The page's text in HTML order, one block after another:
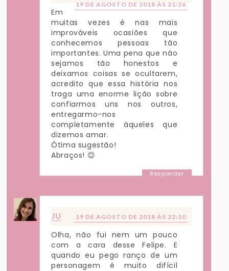
19 DE AGOSTO DE 2018 ÀS 21:26
Em
muitas vezes é nas mais
improváveis ocasiões que
conhecemos pessoas tão
importantes. Uma pena que não
sejamos tão honestos e
deixamos coisas se ocultarem,
acredito que essa história nos
traga uma enorme lição sobre
confiarmos uns nos outros,
entregarmo-nos
completamente àqueles que
dizemos amar.
Ótima sugestão!
Abraços! 😊
Responder
JU 19 DE AGOSTO DE 2018 ÀS 22:10
Olha, não fui nem um pouco
com a cara desse Felipe. E
quando eu pego ranço de um
personagem é muito difícil